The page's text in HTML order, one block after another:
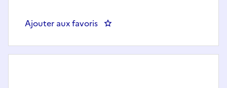
Ajouter aux favoris : Rédactrice/rédacteur (H/F) au